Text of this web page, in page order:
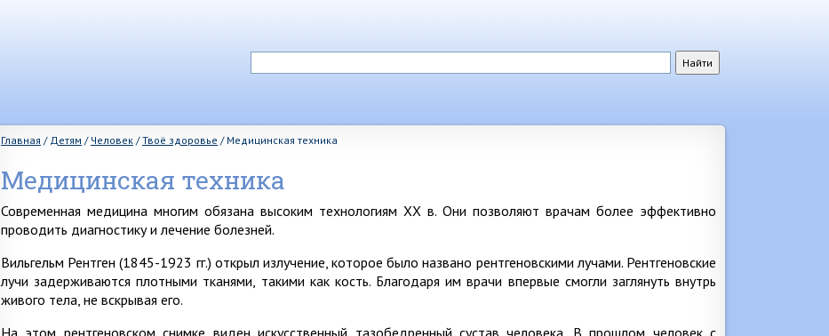
Главная / Детям / Человек /Твоё здоровье / Медицинская техника
Медицинская техника
Современная медицина многим обязана высоким технологиям XX в. Они позволяют врачам более эффективно
проводить диагностику и лечение болезней.
Вильгельм Рентген (1845-1923 гг.) открыл излучение, которое было названо рентгеновскими лучами. Рентгеновские
лучи задерживаются плотными тканями, такими как кость. Благодаря им врачи впервые смогли заглянуть внутрь
живого тела, не вскрывая его.
На этом рентгеновском снимке виден искусственный тазобедренный сустав человека. В прошлом человек с